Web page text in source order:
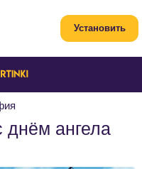
днём ангела
Установить